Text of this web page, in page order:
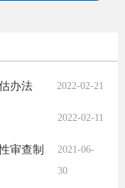
办法 2022-02-21
2022-02-11
审查制
2021-06-
30